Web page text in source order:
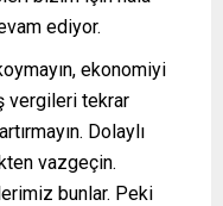
ediyor.
ekonomiyi
vergileri tekrar
Dolaylı
vazgeçin.
bunlar. Peki